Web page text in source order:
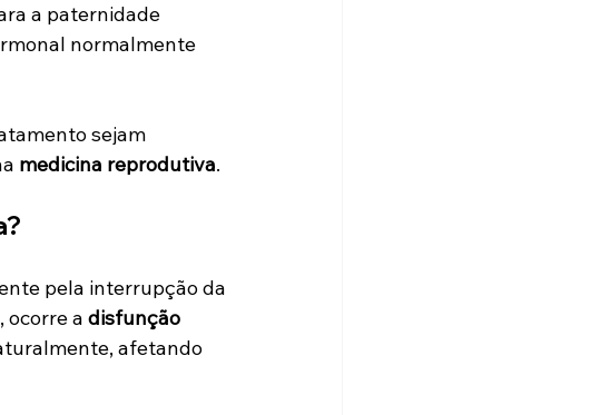
a paternidade
normalmente
sejam
medicina reprodutiva.
pela interrupção da
ocorre a disfunção
afetando